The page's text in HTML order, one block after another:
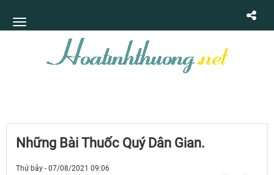
Những Bài Thuốc Quý Dân Gian.
Thứ bảy - 07/08/2021 09:06